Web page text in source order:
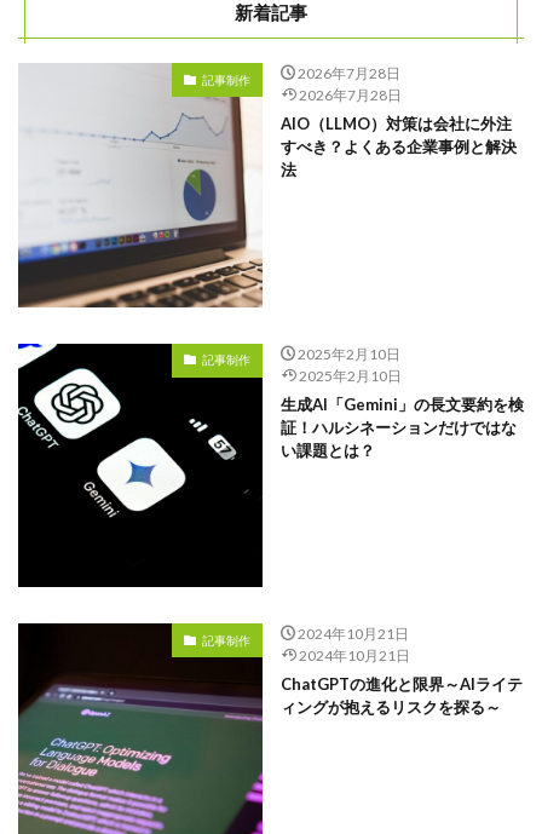
新着記事
記事制作
2026年7月28日
2026年7月28日
AIO（LLMO）対策は会社に外注
すべき？よくある企業事例と解決
法
記事制作
2025年2月10日
2025年2月10日
生成AI「Gemini」の長文要約を検
証！ハルシネーションだけではな
い課題とは？
記事制作
2024年10月21日
2024年10月21日
ChatGPTの進化と限界～AIライテ
ィングが抱えるリスクを探る～